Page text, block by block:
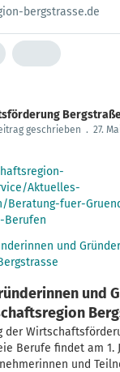
wahr
bergstrasse.de
geschrieben . 27.
Aktuelles-
Beratung-fuer-
Berufen
und
der
Berufe findet am 1.
und